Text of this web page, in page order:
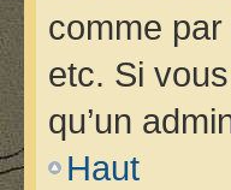
comme
etc. Si
qu’un
Haut